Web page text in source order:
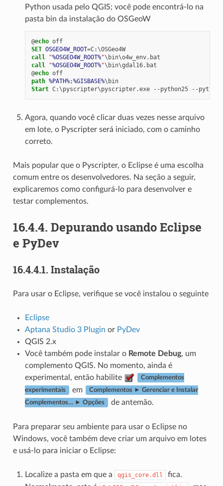
Python usada pelo QGIS; você pode encontrá-lo na
pasta bin da instalação do OSGeoW
@echo
off
SET OSGEO4W_ROOT=
C:\OSGeo4W
call
"%OSGEO4W_ROOT%"
call
"%OSGEO4W_ROOT%"
@echo
off
path %PATH%;%GISBASE%
\bin
Start
Agora, quando você clicar duas vezes nesse arquivo
em lote, o Pyscripter será iniciado, com o caminho
correto.
Mais popular que o Pyscripter, o Eclipse é uma escolha
comum entre os desenvolvedores. Na seção a seguir,
explicaremos como configurá-lo para desenvolver e
testar complementos.
16.4.4. Depurando usando Eclipse
e PyDev
16.4.4.1. Instalação
Para usar o Eclipse, verifique se você instalou o seguinte
Eclipse
Aptana Studio 3 Plugin or PyDev
QGIS 2.x
Você também pode instalar o Remote Debug, um
complemento QGIS. No momento, ainda é
experimental, então habilite
Complementos
experimentais em Complementos ► Gerenciar e Instalar
Complementos… ► Opções de antemão.
Para preparar seu ambiente para usar o Eclipse no
Windows, você também deve criar um arquivo em lotes
e usá-lo para iniciar o Eclipse:
Localize a pasta em que a qgis_core.dll
fica.